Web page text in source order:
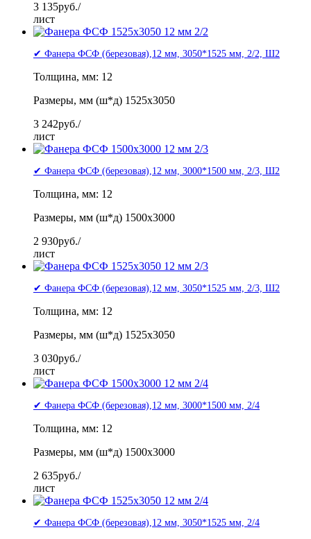
3 135руб./
лист
✔ Фанера ФСФ (березовая),12 мм, 3050*1525 мм, 2/2, Ш2
Толщина, мм: 12
Размеры, мм (ш*д) 1525x3050
3 242руб./
лист
✔ Фанера ФСФ (березовая),12 мм, 3000*1500 мм, 2/3, Ш2
Толщина, мм: 12
Размеры, мм (ш*д) 1500x3000
2 930руб./
лист
✔ Фанера ФСФ (березовая),12 мм, 3050*1525 мм, 2/3, Ш2
Толщина, мм: 12
Размеры, мм (ш*д) 1525x3050
3 030руб./
лист
✔ Фанера ФСФ (березовая),12 мм, 3000*1500 мм, 2/4
Толщина, мм: 12
Размеры, мм (ш*д) 1500x3000
2 635руб./
лист
✔ Фанера ФСФ (березовая),12 мм, 3050*1525 мм, 2/4